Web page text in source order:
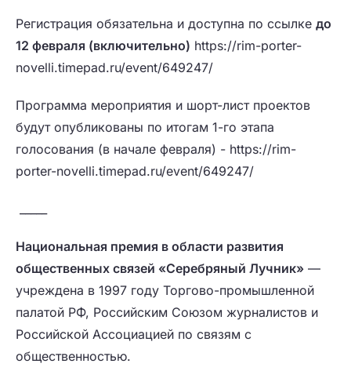
Регистрация обязательна и доступна по ссылке до
12 февраля (включительно) https://rim-porter-
novelli.timepad.ru/event/649247/
Программа мероприятия и шорт-лист проектов
будут опубликованы по итогам 1-го этапа
голосования (в начале февраля) - https://rim-
porter-novelli.timepad.ru/event/649247/
Национальная премия в области развития
общественных связей «Серебряный Лучник» —
учреждена в 1997 году Торгово-промышленной
палатой РФ, Российским Союзом журналистов и
Российской Ассоциацией по связям с
общественностью.